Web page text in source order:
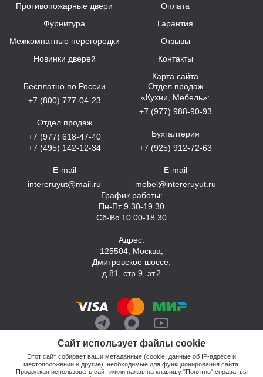
Сайт использует файлы cookie
Этот сайт собирает ваши метаданные (cookie, данные об IP-адресе и
местоположении и другие), необходимые для функционирования сайта.
Продолжая использовать сайт и/или нажав на клавишу "Понятно" справа, вы
Противопожарные двери
Фурнитура
Межкомнатные перегородки
Новинки дверей
Оплата
Гарантия
Отзывы
Контакты
Карта сайта
Бесплатно по России
+7 (800) 777-04-23
Отдел продаж
+7 (977) 618-47-40
+7 (495) 142-12-34
E-mail
intereruyut@mail.ru
Отдел продаж
«Кухни, Мебель»:
+7 (977) 988-90-93
Бухгалтерия
+7 (925) 912-72-63
E-mail
mebel@intereruyut.ru
График работы:
Пн-Пт 9.30-19.30
Сб-Вс 10.00-18.30
Адрес:
125504, Москва,
Дмитровское шоссе,
д.81, стр.9, эт.2